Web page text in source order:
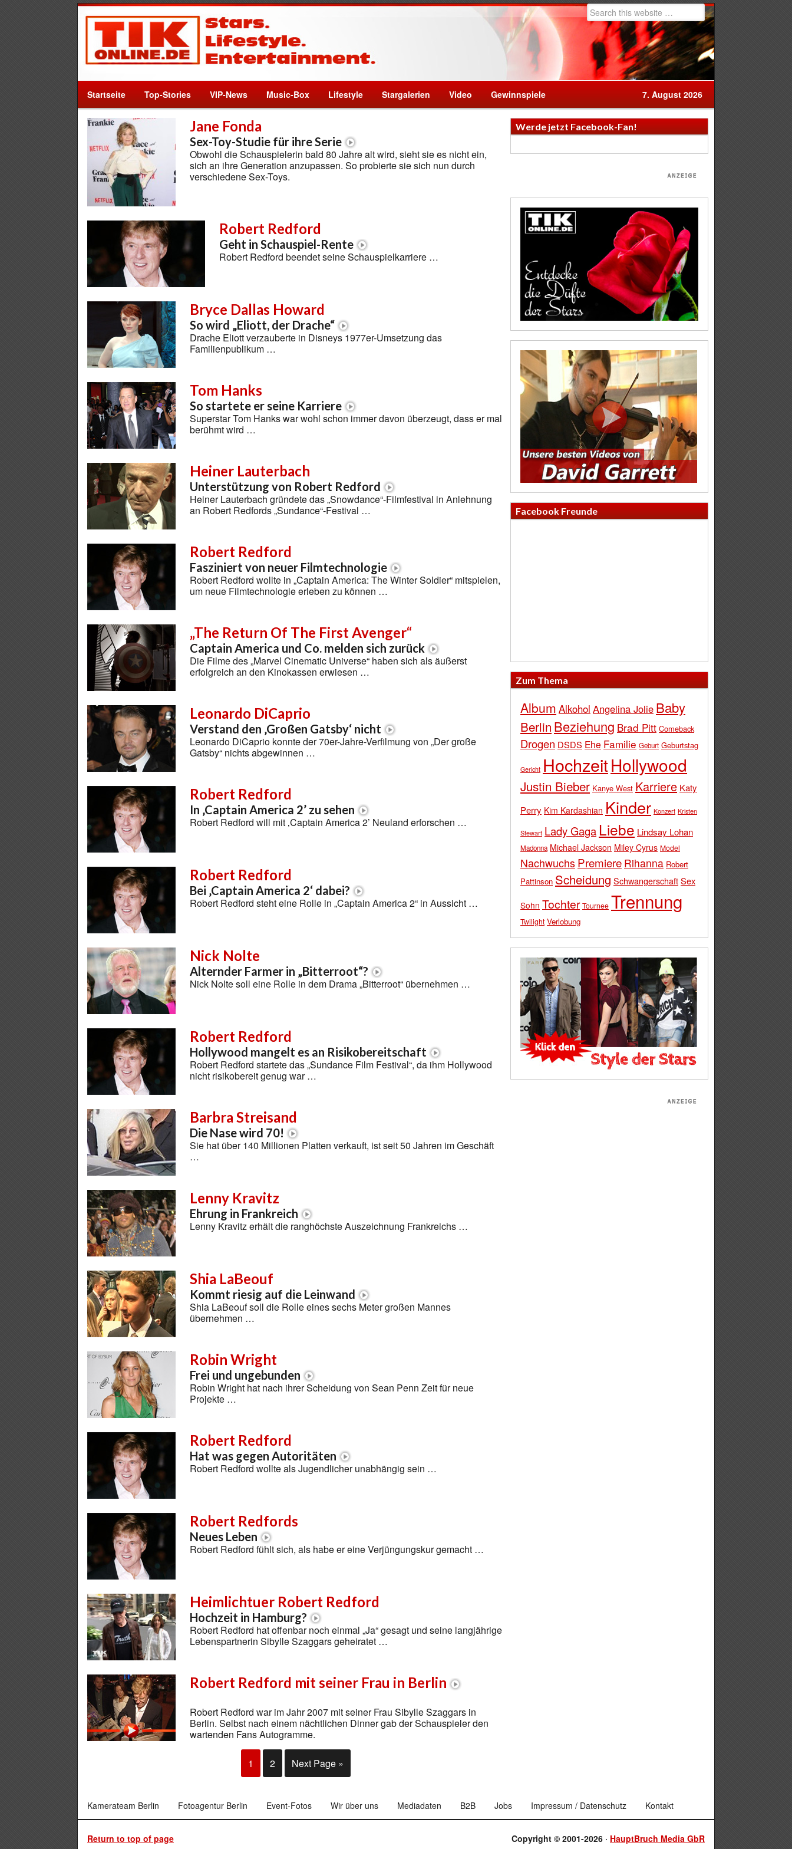
Startseite Top-Stories VIP-News Music-Box Lifestyle Stargalerien Video Gewinnspiele 7. August 2026
Jane Fonda
Sex-Toy-Studie für ihre Serie
Obwohl die Schauspielerin bald 80 Jahre alt wird, sieht sie es nicht ein,
sich an ihre Generation anzupassen. So probierte sie sich nun durch
verschiedene Sex-Toys.
Robert Redford
Geht in Schauspiel-Rente
Robert Redford beendet seine Schauspielkarriere …
Bryce Dallas Howard
So wird „Eliott, der Drache“
Drache Eliott verzauberte in Disneys 1977er-Umsetzung das
Familienpublikum …
Tom Hanks
So startete er seine Karriere
Superstar Tom Hanks war wohl schon immer davon überzeugt, dass er mal
berühmt wird …
Heiner Lauterbach
Unterstützung von Robert Redford
Heiner Lauterbach gründete das „Snowdance“-Filmfestival in Anlehnung
an Robert Redfords „Sundance“-Festival …
Robert Redford
Fasziniert von neuer Filmtechnologie
Robert Redford wollte in „Captain America: The Winter Soldier“ mitspielen,
um neue Filmtechnologie erleben zu können …
„The Return Of The First Avenger“
Captain America und Co. melden sich zurück
Die Filme des „Marvel Cinematic Universe“ haben sich als äußerst
erfolgreich an den Kinokassen erwiesen …
Leonardo DiCaprio
Verstand den ‚Großen Gatsby‘ nicht
Leonardo DiCaprio konnte der 70er-Jahre-Verfilmung von „Der große
Gatsby“ nichts abgewinnen …
Robert Redford
In ‚Captain America 2’ zu sehen
Robert Redford will mit ‚Captain America 2’ Neuland erforschen …
Robert Redford
Bei ‚Captain America 2‘ dabei?
Robert Redford steht eine Rolle in „Captain America 2“ in Aussicht …
Nick Nolte
Alternder Farmer in „Bitterroot“?
Nick Nolte soll eine Rolle in dem Drama „Bitterroot“ übernehmen …
Robert Redford
Hollywood mangelt es an Risikobereitschaft
Robert Redford startete das „Sundance Film Festival“, da ihm Hollywood
nicht risikobereit genug war …
Barbra Streisand
Die Nase wird 70!
Sie hat über 140 Millionen Platten verkauft, ist seit 50 Jahren im Geschäft
…
Lenny Kravitz
Ehrung in Frankreich
Lenny Kravitz erhält die ranghöchste Auszeichnung Frankreichs …
Shia LaBeouf
Kommt riesig auf die Leinwand
Shia LaBeouf soll die Rolle eines sechs Meter großen Mannes
übernehmen …
Robin Wright
Frei und ungebunden
Robin Wright hat nach ihrer Scheidung von Sean Penn Zeit für neue
Projekte …
Robert Redford
Hat was gegen Autoritäten
Robert Redford wollte als Jugendlicher unabhängig sein …
Robert Redfords
Neues Leben
Robert Redford fühlt sich, als habe er eine Verjüngungskur gemacht …
Heimlichtuer Robert Redford
Hochzeit in Hamburg?
Robert Redford hat offenbar noch einmal „Ja“ gesagt und seine langjährige
Lebenspartnerin Sibylle Szaggars geheiratet …
Robert Redford mit seiner Frau in Berlin
Robert Redford war im Jahr 2007 mit seiner Frau Sibylle Szaggars in
Berlin. Selbst nach einem nächtlichen Dinner gab der Schauspieler den
wartenden Fans Autogramme.
1 2 Next Page »
Werde jetzt Facebook-Fan!
Facebook Freunde
Zum Thema
Album Alkohol Angelina Jolie Baby
Berlin Beziehung Brad Pitt Comeback
Drogen DSDS Ehe Familie Geburt Geburtstag
Gericht HochzeitHollywood
Justin Bieber Kanye West Karriere Katy
Perry Kim Kardashian Kinder Konzert Kristen
Stewart Lady Gaga Liebe Lindsay Lohan
Madonna Michael Jackson Miley Cyrus Model
Nachwuchs Premiere Rihanna Robert
Pattinson Scheidung SchwangerschaftSex
Sohn Tochter Tournee Trennung
Twilight Verlobung
Kamerateam Berlin Fotoagentur Berlin Event-Fotos Wir über uns Mediadaten B2B Jobs Impressum / Datenschutz Kontakt
Copyright © 2001-2026 · HauptBruch Media GbR
Return to top of page